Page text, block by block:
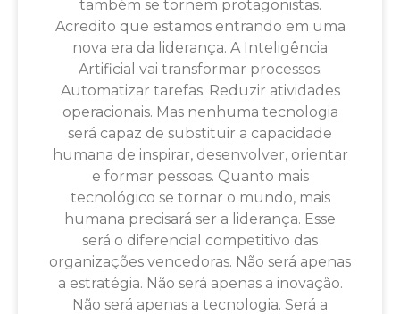
também se tornem protagonistas.
Acredito que estamos entrando em uma
nova era da liderança. A Inteligência
Artificial vai transformar processos.
Automatizar tarefas. Reduzir atividades
operacionais. Mas nenhuma tecnologia
será capaz de substituir a capacidade
humana de inspirar, desenvolver, orientar
e formar pessoas. Quanto mais
tecnológico se tornar o mundo, mais
humana precisará ser a liderança. Esse
será o diferencial competitivo das
organizações vencedoras. Não será apenas
a estratégia. Não será apenas a inovação.
Não será apenas a tecnologia. Será a